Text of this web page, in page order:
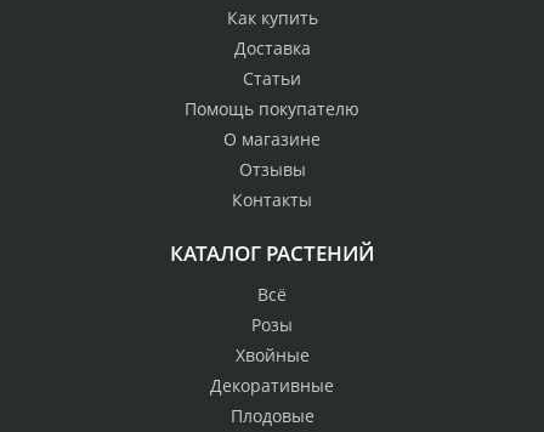
Как купить
Доставка
Статьи
Помощь покупателю
О магазине
Отзывы
Контакты
КАТАЛОГ РАСТЕНИЙ
Всё
Розы
Хвойные
Декоративные
Плодовые